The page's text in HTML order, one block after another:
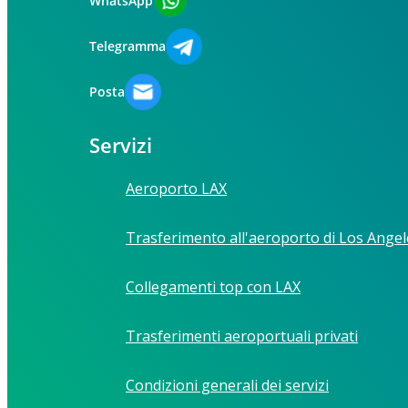
Telegramma
Posta
Servizi
Aeroporto LAX
Trasferimento all'aeroporto di Los
Collegamenti top con LAX
Trasferimenti aeroportuali privati
Condizioni generali dei servizi